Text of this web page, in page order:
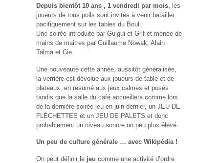
Depuis bientôt 10 ans , 1 vendredi par mois, les
joueurs de tous poils sont invités à venir batailler
pacifiquement sur les tables du Boul’.
Une soirée introduite par Guigui et Grif et menée de
mains de maitres par Guillaume Nowak, Alain
Talma et Cie.
Une nouveauté cette année, aussitôt généralisée,
la verrière est dévolue aux joueurs de table et de
plateaux, en résumé aux jeux calmes et posés
tandis que la salle du café accueillera comme lors
de la dernière soirée jeu en juin dernier, un JEU DE
FLÉCHETTES et un JEU DE PALETS et donc
probablement un niveau sonore un peu plus élevé.
Un peu de culture générale … avec Wikipédia !
On peut définir le jeu comme une activité d’ordre